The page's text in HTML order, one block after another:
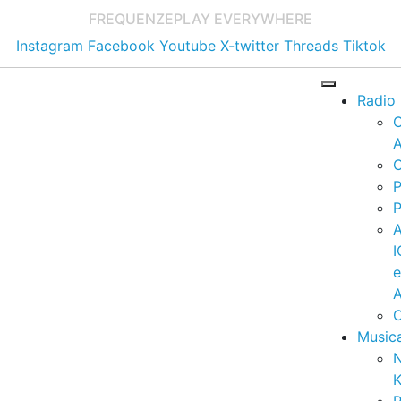
FREQUENZEPLAY EVERYWHERE
Instagram Facebook Youtube X-twitter Threads Tiktok
Radio
e